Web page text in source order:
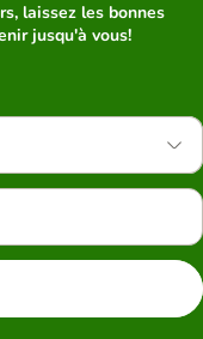
laissez les bonnes
jusqu'à vous!